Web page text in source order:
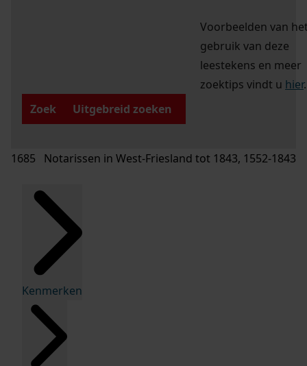
Voorbeelden van
gebruik van deze
leestekens en meer
zoektips vindt u hier.
Zoek
Uitgebreid zoeken
1685 Notarissen in West-Friesland tot 1843, 1552-1843
Kenmerken